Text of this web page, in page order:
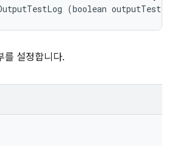
(boolean
를 설정합니다.